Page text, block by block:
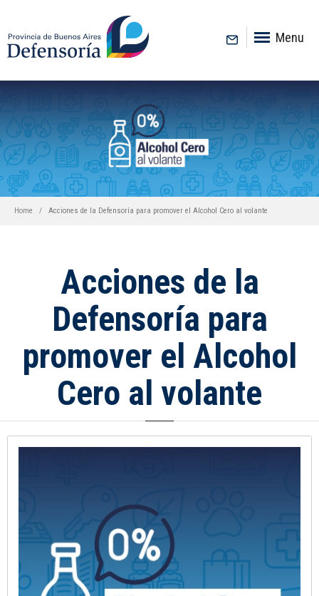
Menu
Home Acciones de la Defensoría para promover el Alcohol Cero al volante
Acciones de la
Defensoría para
promover el Alcohol
Cero al volante